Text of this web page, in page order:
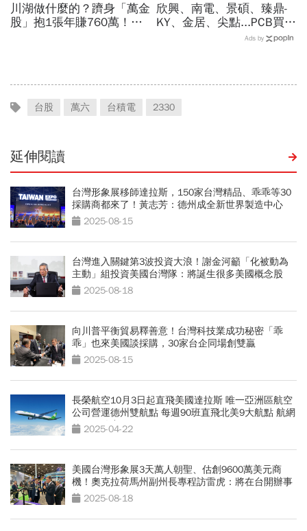
川湖做什麼的？躋身「萬金
股」抱1張年賺760萬！傳
欣興、南電、景碩、臻鼎-
KY、金居、尖點...PCB買誰
最賺？杜金龍點名「這檔」
Ads by
台股 萬六 台積電 2330
延伸閱讀
台灣形象展移師達拉斯，150家台灣精品、乖乖等30
採購商都來了！黃志芳：德州成全新世界製造中心
2025-08-15
台灣進入關鍵第3波投資大浪！謝金河籲「化被動為
主動」組投資美國台灣隊：將誕生很多美國概念股
2025-08-18
向川普平衡貿易釋善意！台灣科技業成功秘密「乖
乖」也來美國談採購，30家台企同場創雙贏
2025-08-15
長榮航空10月3日起直飛美國達拉斯 唯一亞洲區航空
公司營運德州雙航點 每週90班直飛北美9大航點 航網
佈局更綿密
2025-04-22
美國台灣形象展3天萬人朝聖、估創9600萬美元商
機！奧克拉荷馬州副州長專程訪雷虎：將在台開辦事
處 2025-08-18